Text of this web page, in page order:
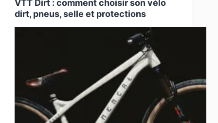
VTT Dirt : comment choisir son vélo
dirt, pneus, selle et protections